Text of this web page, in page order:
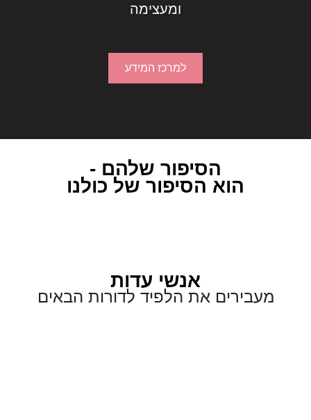
ומעצימה
למרכז המידע
הסיפור שלהם -
הוא הסיפור של כולנו
אנשי עדות
מעבירים את הלפיד לדורות הבאים